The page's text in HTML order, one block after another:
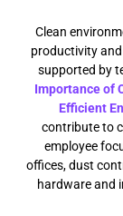
Clean
productivity
supported by
Importance of
Efficient
contribute to
employee
offices, dust
hardware and